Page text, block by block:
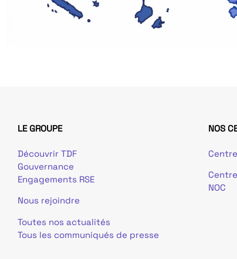
LE GROUPE
Découvrir TDF
Gouvernance
Engagements RSE
Nous rejoindre
Toutes nos actualités
Tous les communiqués de presse
NOS
NOC